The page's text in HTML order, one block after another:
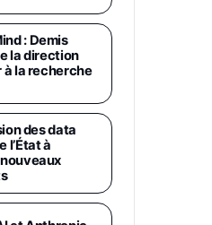
Go Bleu
Tiers)
Go Violet
Tiers)
- Casque
Audio
: Demis
la direction
la recherche
des data
l’État à